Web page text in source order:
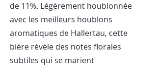
de 11%. Légèrement houblonnée
avec les meilleurs houblons
aromatiques de Hallertau, cette
bière révèle des notes florales
subtiles qui se marient